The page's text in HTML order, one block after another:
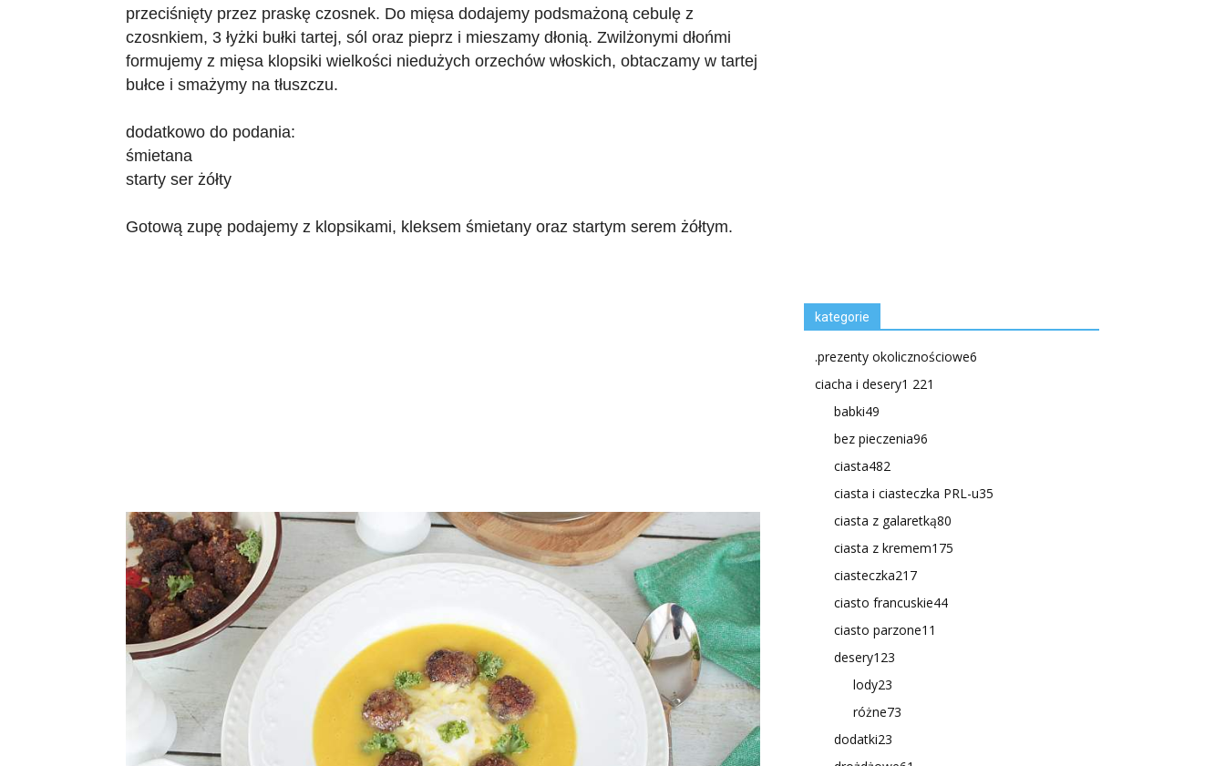
przeciśnięty przez praskę czosnek. Do mięsa dodajemy podsmażoną cebulę z
czosnkiem, 3 łyżki bułki tartej, sól oraz pieprz i mieszamy dłonią. Zwilżonymi dłońmi
formujemy z mięsa klopsiki wielkości niedużych orzechów włoskich, obtaczamy w tartej
bułce i smażymy na tłuszczu.
dodatkowo do podania:
śmietana
starty ser żółty
Gotową zupę podajemy z klopsikami, kleksem śmietany oraz startym serem żółtym.
kategorie
.prezenty okolicznościowe6
ciacha i desery1 221
babki49
bez pieczenia96
ciasta482
ciasta i ciasteczka PRL-u35
ciasta z galaretką80
ciasta z kremem175
ciasteczka217
ciasto francuskie44
ciasto parzone11
desery123
lody23
różne73
dodatki23